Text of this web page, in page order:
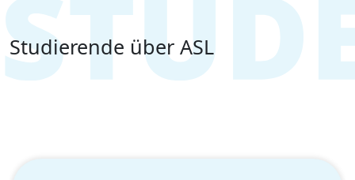
Studierende über ASL